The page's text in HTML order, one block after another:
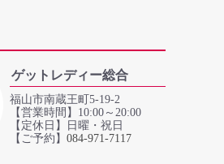
ゲットレディー総合
福山市南蔵王町5-19-2
【営業時間】10:00～20:00
【定休日】日曜・祝日
【ご予約】 084‐971‐7117